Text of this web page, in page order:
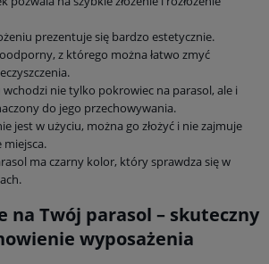
prezentuje się bardzo estetycznie.
z którego można łatwo zmyć
wchodzi nie tylko pokrowiec na parasol, ale i
do jego przechowywania.
jest w użyciu, można go złożyć i nie zajmuje
ma czarny kolor, który sprawdza się w
na Twój parasol – skuteczny
wyposażenia